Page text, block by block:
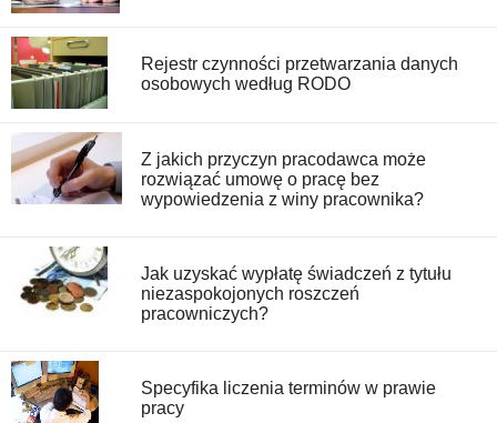
Rejestr czynności przetwarzania danych
osobowych według RODO
Z jakich przyczyn pracodawca może
rozwiązać umowę o pracę bez
wypowiedzenia z winy pracownika?
Jak uzyskać wypłatę świadczeń z tytułu
niezaspokojonych roszczeń
pracowniczych?
Specyfika liczenia terminów w prawie
pracy